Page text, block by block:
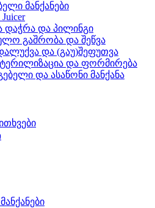
მანქანები
დაჭრა და პილინგი
გაშრობა და შეწვა
და (გაუ)შეფუთვა
და ფორმირება
და ასაწონი მანქანა